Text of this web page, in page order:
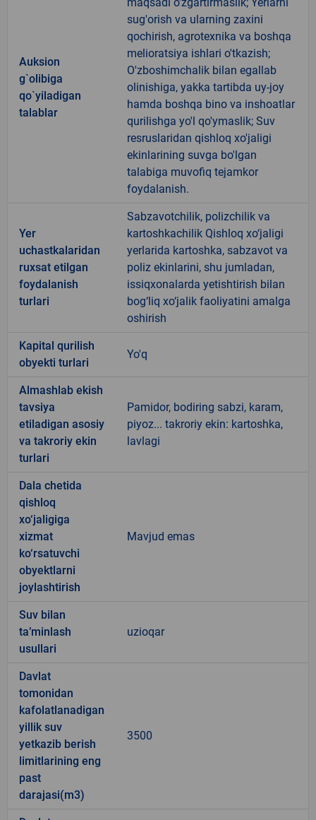
Auksion
g`olibiga
qo`yiladigan
talablar
sug'orish va ularning zaxini
qochirish, agrotexnika va boshqa
melioratsiya ishlari o'tkazish;
O'zboshimchalik bilan egallab
olinishiga, yakka tartibda uy-joy
hamda boshqa bino va inshoatlar
qurilishga yo'l qo'ymaslik; Suv
resruslaridan qishloq xo'jaligi
ekinlarining suvga bo'lgan
talabiga muvofiq tejamkor
foydalanish.
Yer
uchastkalaridan
ruxsat etilgan
foydalanish
turlari
Sabzavotchilik, polizchilik va
kartoshkachilik Qishloq xo‘jaligi
yerlarida kartoshka, sabzavot va
poliz ekinlarini, shu jumladan,
issiqxonalarda yetishtirish bilan
bog‘liq xo‘jalik faoliyatini amalga
oshirish
Kapital qurilish
obyekti turlari
Yo'q
Almashlab ekish
tavsiya
etiladigan asosiy
va takroriy ekin
turlari
Pamidor, bodiring sabzi, karam,
piyoz... takroriy ekin: kartoshka,
lavlagi
Dala chetida
qishloq
xo‘jaligiga
xizmat
ko‘rsatuvchi
obyektlarni
joylashtirish
Mavjud emas
Suv bilan
ta’minlash
usullari
uzioqar
Davlat
tomonidan
kafolatlanadigan
yillik suv
yetkazib berish
limitlarining eng
past
darajasi(m3)
3500